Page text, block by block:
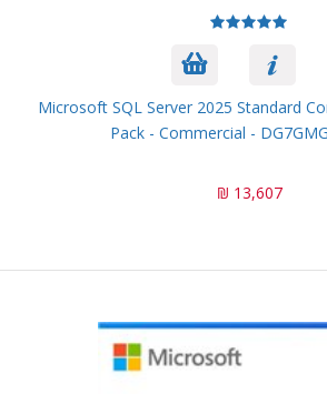
Microsoft SQL Server 2025 Standard
Pack - Commercial -
13,607 ₪